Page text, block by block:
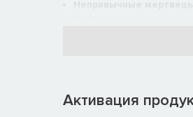
Активация